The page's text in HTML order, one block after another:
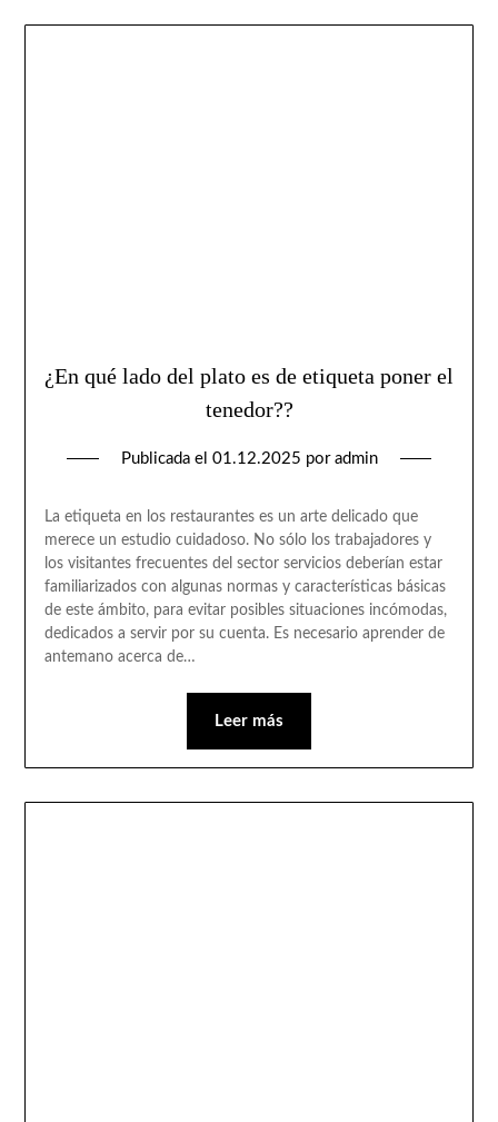
¿En qué lado del plato es de etiqueta poner el
tenedor??
Publicada el 01.12.2025 por admin
La etiqueta en los restaurantes es un arte delicado que
merece un estudio cuidadoso. No sólo los trabajadores y
los visitantes frecuentes del sector servicios deberían estar
familiarizados con algunas normas y características básicas
de este ámbito, para evitar posibles situaciones incómodas,
dedicados a servir por su cuenta. Es necesario aprender de
antemano acerca de…
Leer más